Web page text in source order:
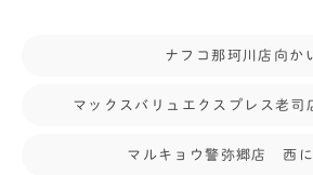
ナフコ那珂川店向か
マックスバリュエクスプレス老
マルキョウ警弥郷店 西